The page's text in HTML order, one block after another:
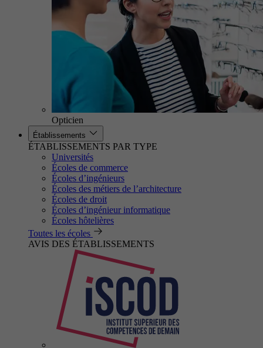
Opticien
Établissements
ÉTABLISSEMENTS PAR TYPE
Universités
Écoles de commerce
Écoles d’ingénieurs
Écoles des métiers de l’architecture
Écoles de droit
Écoles d’ingénieur informatique
Écoles hôtelières
Toutes les écoles
AVIS DES ÉTABLISSEMENTS